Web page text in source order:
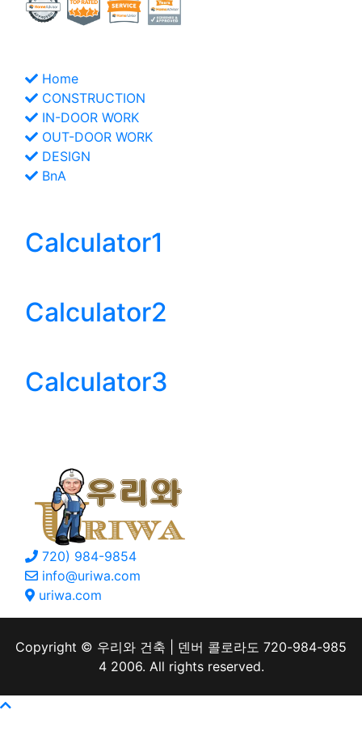
Home
CONSTRUCTION
IN-DOOR WORK
OUT-DOOR WORK
DESIGN
BnA
Calculator1
Calculator2
Calculator3
720) 984-9854
info@uriwa.com
uriwa.com
Copyright © 우리와 건축 | 덴버 콜로라도 720-984-985
4 2006. All rights reserved.